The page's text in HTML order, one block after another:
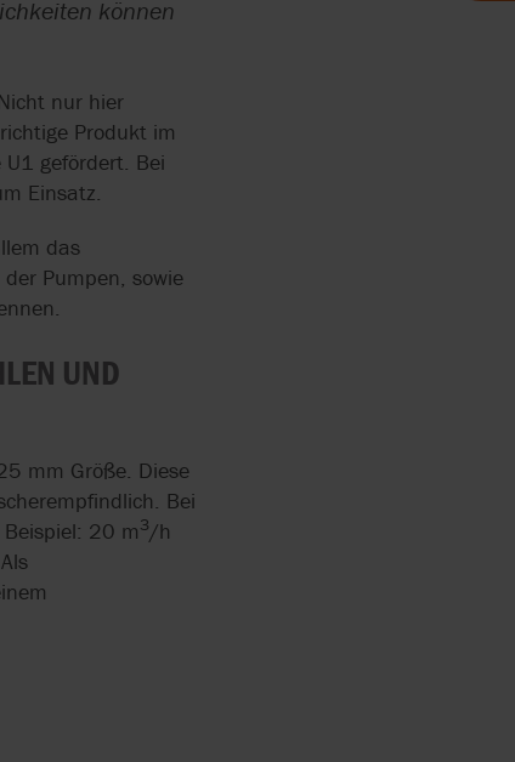
können
nur hier
Produkt im
gefördert. Bei
Einsatz.
das
Pumpen, sowie
UND
mm Größe. Diese
Bei
20 m3/h